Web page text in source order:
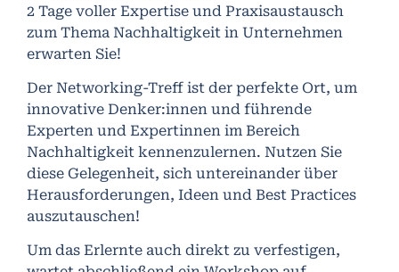
2 Tage voller Expertise und Praxisaustausch
zum Thema Nachhaltigkeit in Unternehmen
erwarten Sie!
Der Networking-Treff ist der perfekte Ort, um
innovative Denker:innen und führende
Experten und Expertinnen im Bereich
Nachhaltigkeit kennenzulernen. Nutzen Sie
diese Gelegenheit, sich untereinander über
Herausforderungen, Ideen und Best Practices
auszutauschen!
Um das Erlernte auch direkt zu verfestigen,